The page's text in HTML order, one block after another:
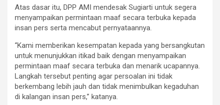
Atas dasar itu, DPP AMI mendesak Sugiarti untuk segera
menyampaikan permintaan maaf secara terbuka kepada
insan pers serta mencabut pernyataannya.
“Kami memberikan kesempatan kepada yang bersangkutan
untuk menunjukkan itikad baik dengan menyampaikan
permintaan maaf secara terbuka dan menarik ucapannya.
Langkah tersebut penting agar persoalan ini tidak
berkembang lebih jauh dan tidak menimbulkan kegaduhan
di kalangan insan pers,” katanya.